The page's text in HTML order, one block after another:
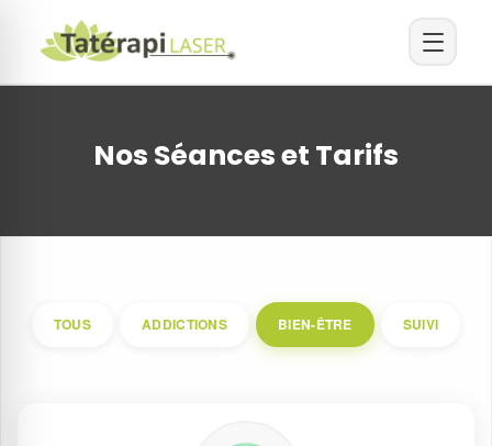
Nos Séances et Tarifs
TOUS ADDICTIONS BIEN-ÊTRE SUIVI